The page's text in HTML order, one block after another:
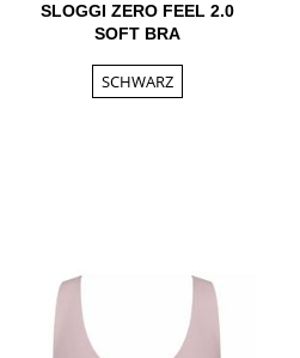
SLOGGI ZERO FEEL 2.0
SOFT BRA
SCHWARZ